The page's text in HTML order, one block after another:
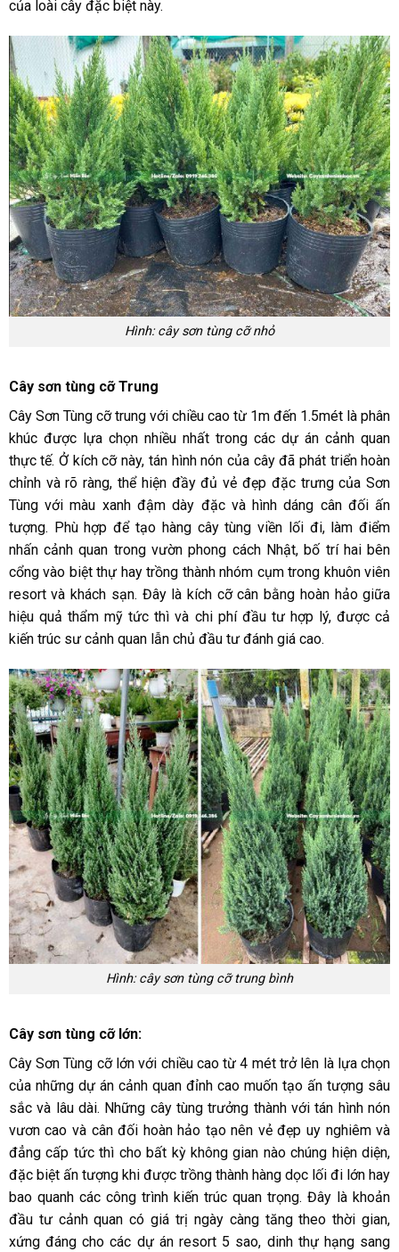
của loài cây đặc biệt này.
Hình: cây sơn tùng cỡ nhỏ
Cây sơn tùng cỡ Trung
Cây Sơn Tùng cỡ trung với chiều cao từ 1m đến 1.5mét là phân
khúc được lựa chọn nhiều nhất trong các dự án cảnh quan
thực tế. Ở kích cỡ này, tán hình nón của cây đã phát triển hoàn
chỉnh và rõ ràng, thể hiện đầy đủ vẻ đẹp đặc trưng của Sơn
Tùng với màu xanh đậm dày đặc và hình dáng cân đối ấn
tượng. Phù hợp để tạo hàng cây tùng viền lối đi, làm điểm
nhấn cảnh quan trong vườn phong cách Nhật, bố trí hai bên
cổng vào biệt thự hay trồng thành nhóm cụm trong khuôn viên
resort và khách sạn. Đây là kích cỡ cân bằng hoàn hảo giữa
hiệu quả thẩm mỹ tức thì và chi phí đầu tư hợp lý, được cả
kiến trúc sư cảnh quan lẫn chủ đầu tư đánh giá cao.
Hình: cây sơn tùng cỡ trung bình
Cây sơn tùng cỡ lớn:
Cây Sơn Tùng cỡ lớn với chiều cao từ 4 mét trở lên là lựa chọn
của những dự án cảnh quan đỉnh cao muốn tạo ấn tượng sâu
sắc và lâu dài. Những cây tùng trưởng thành với tán hình nón
vươn cao và cân đối hoàn hảo tạo nên vẻ đẹp uy nghiêm và
đẳng cấp tức thì cho bất kỳ không gian nào chúng hiện diện,
đặc biệt ấn tượng khi được trồng thành hàng dọc lối đi lớn hay
bao quanh các công trình kiến trúc quan trọng. Đây là khoản
đầu tư cảnh quan có giá trị ngày càng tăng theo thời gian,
xứng đáng cho các dự án resort 5 sao, dinh thự hạng sang